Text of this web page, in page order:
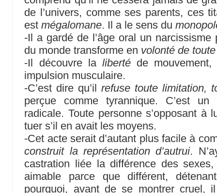
de l’univers, comme ses parents, ces
estmégalomane. Il a le sens du
-Il a gardé de l’âge oral un
du monde transforme en volonté de
-Il découvre la libertéde mouvement,
impulsion musculaire.
-C’est dire qu’ilrefuse toute limitation,
perçue comme tyrannique. C’est un
radicale. Toute personne s’opposant
tuer s’il en avait les moyens.
-Cet acte serait d’autant plus facile à
construit la représentation d’autrui.
castration liée la différence des
aimable parce que différent,
pourquoi, avant de se montrer cruel,